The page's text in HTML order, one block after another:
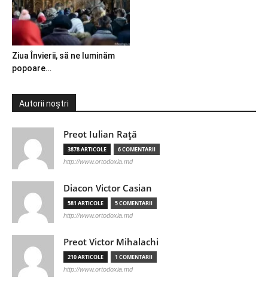
Ziua Învierii, să ne luminăm
popoare…
Autorii noștri
Preot Iulian Raţă
3878 ARTICOLE 6 COMENTARII
http://www.ortodoxia.md
Diacon Victor Casian
581 ARTICOLE 5 COMENTARII
http://www.ortodoxia.md
Preot Victor Mihalachi
210 ARTICOLE 1 COMENTARII
http://www.ortodoxia.md